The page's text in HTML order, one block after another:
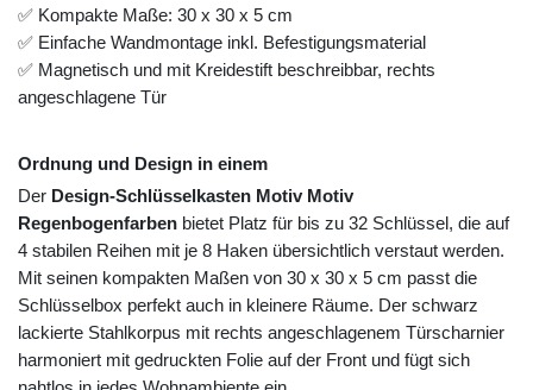
✅ Kompakte Maße: 30 x 30 x 5 cm
✅ Einfache Wandmontage inkl. Befestigungsmaterial
✅ Magnetisch und mit Kreidestift beschreibbar, rechts
angeschlagene Tür
Ordnung und Design in einem
Der Design-Schlüsselkasten Motiv Motiv
Regenbogenfarben bietet Platz für bis zu 32 Schlüssel, die auf
4 stabilen Reihen mit je 8 Haken übersichtlich verstaut werden.
Mit seinen kompakten Maßen von 30 x 30 x 5 cm passt die
Schlüsselbox perfekt auch in kleinere Räume. Der schwarz
lackierte Stahlkorpus mit rechts angeschlagenem Türscharnier
harmoniert mit gedruckten Folie auf der Front und fügt sich